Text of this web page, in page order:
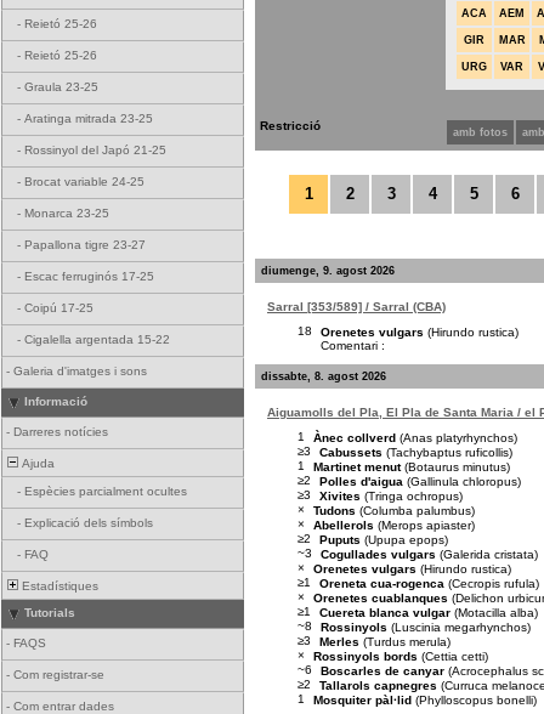
- Reietó 25-26
- Reietó 25-26
- Graula 23-25
- Aratinga mitrada 23-25
- Rossinyol del Japó 21-25
- Brocat variable 24-25
- Monarca 23-25
- Papallona tigre 23-27
- Escac ferruginós 17-25
- Coipú 17-25
- Cigalella argentada 15-22
- Galeria d'imatges i sons
Informació
- Darreres notícies
Ajuda
- Espècies parcialment ocultes
- Explicació dels símbols
- FAQ
Estadístiques
Tutorials
- FAQS
- Com registrar-se
- Com entrar dades
ACA AEM
GIR MAR
URG VAR
Restricció amb fotos
1 2 3 4 5 6
diumenge, 9. agost 2026
Sarral [353/589] / Sarral (CBA)
18
Orenetes vulgars (Hirundo rustica)
Comentari :
dissabte, 8. agost 2026
Aiguamolls del Pla, El Pla de Santa Maria / el
1
Ànec collverd (Anas platyrhynchos)
≥3
Cabussets (Tachybaptus ruficollis)
1
Martinet menut (Botaurus minutus)
≥2
Polles d'aigua (Gallinula chloropus)
≥3
Xivites (Tringa ochropus)
×
Tudons (Columba palumbus)
×
Abellerols (Merops apiaster)
≥2
Puputs (Upupa epops)
~3
Cogullades vulgars (Galerida cristata)
×
Orenetes vulgars (Hirundo rustica)
≥1
Oreneta cua-rogenca (Cecropis rufula)
×
Orenetes cuablanques (Delichon
≥1
Cuereta blanca vulgar (Motacilla alba)
~8
Rossinyols (Luscinia megarhynchos)
≥3
Merles (Turdus merula)
×
Rossinyols bords (Cettia cetti)
~6
Boscarles de canyar (Acrocephalus
≥2
Tallarols capnegres (Curruca
1
Mosquiter pàl·lid (Phylloscopus bonelli)